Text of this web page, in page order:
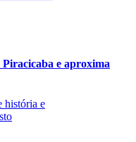
e aproxima